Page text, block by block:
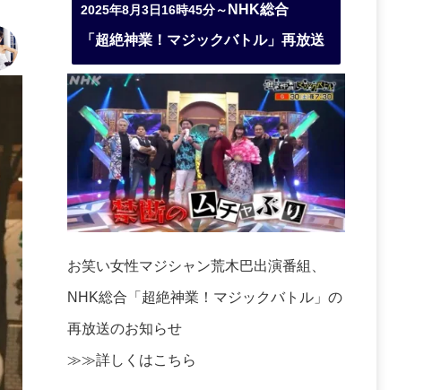
2025年8月3日16時45分～ NHK総合
「超絶神業！マジックバトル」再放送
お笑い女性マジシャン荒木巴出演番組、
NHK総合「超絶神業！マジックバトル」の
再放送のお知らせ
≫≫詳しくはこちら